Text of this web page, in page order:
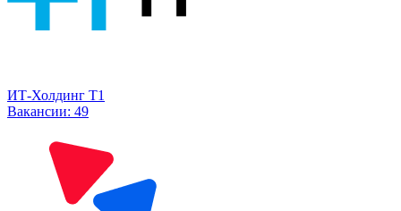
ИТ-Холдинг Т1
Вакансии: 49